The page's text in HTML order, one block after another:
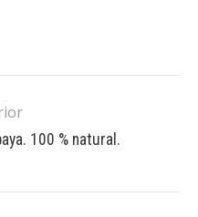
100 % natural.